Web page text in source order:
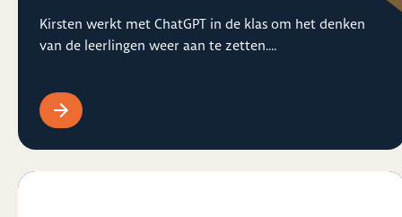
Kirsten werkt met ChatGPT in de klas om het denken
van de leerlingen weer aan te zetten....